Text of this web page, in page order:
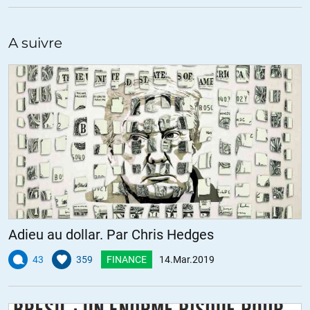
dominants ou de la nature par les hommes entraîne un
https://www.sciencedirect.com/science/article/pii/
+13 ALERTER
Sandrine//14.03.2019 à 16h39
En effet, ceux qui s’alarment de la surpopulation mondiale,
s’alarment en réalité du fait qu’une part sans cesse croissante de
la population mondiale soit candidate à mener un mode de vie
« bourgeois » (je n’aime pas ce terme, mais bon, apparemment il a
l’air de faire consensus donc je me résigne à l’utiliser), ce qui par
définition est effectivement voué à finir dans un bain de sang.
Ceci étant, de la même façon que les loups savant limiter leur
propre fécondité en limitant le nombre de couples autorisés à se
A suivre
Adieu au dollar. Par Chris Hedges
43 359 FINANCE 14.Mar.2019